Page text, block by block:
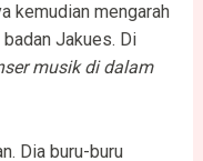
kemudian mengarah
Jakues. Di
musik di dalam
Dia buru-buru